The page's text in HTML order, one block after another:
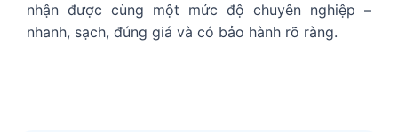
nhận được cùng một mức độ chuyên nghiệp –
nhanh, sạch, đúng giá và có bảo hành rõ ràng.